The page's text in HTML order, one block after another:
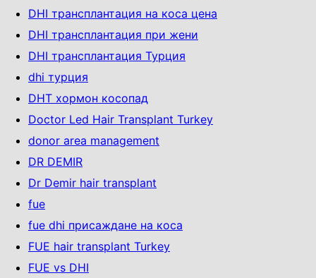
DHI трансплантация на коса цена
DHI трансплантация при жени
DHI трансплантация Турция
dhi турция
DHT хормон косопад
Doctor Led Hair Transplant Turkey
donor area management
DR DEMIR
Dr Demir hair transplant
fue
fue dhi присаждане на коса
FUE hair transplant Turkey
FUE vs DHI